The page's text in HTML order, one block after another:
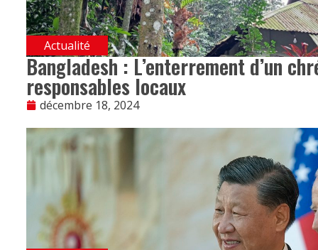
Actualité
Bangladesh : L’enterrement d’un
responsables locaux
décembre 18, 2024